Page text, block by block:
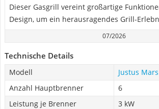
Dieser Gasgrill vereint großartige
Design, um ein herausragendes Grill-
07/2026
Technische Details
Modell
Justus
Anzahl Hauptbrenner
6
Leistung je Brenner
3 kW